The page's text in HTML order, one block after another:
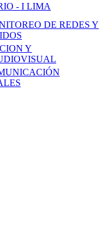
- I LIMA
DE REDES Y
Y